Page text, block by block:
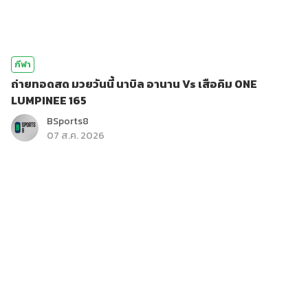
กีฬา
ถ่ายทอดสด มวยวันนี้ นาบิล อานาน Vs เสือคิม ONE
LUMPINEE 165
BSports8
07 ส.ค. 2026